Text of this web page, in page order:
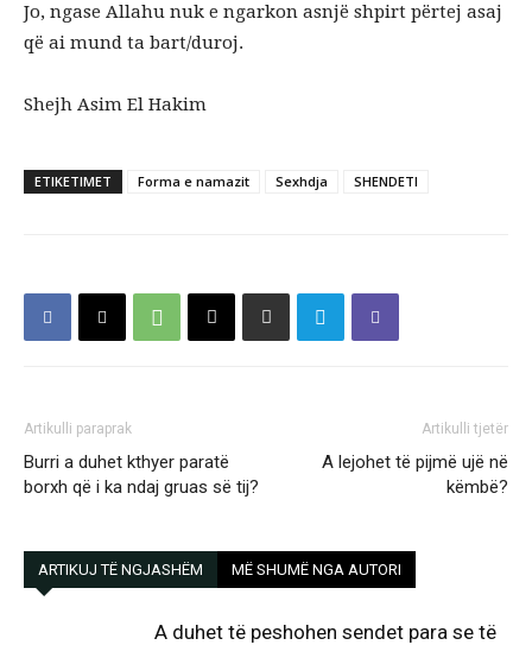
Jo, ngase Allahu nuk e ngarkon asnjë shpirt përtej asaj
që ai mund ta bart/duroj.
Shejh Asim El Hakim
ETIKETIMET Forma e namazit Sexhdja SHENDETI
Artikulli paraprak
Burri a duhet kthyer paratë
borxh që i ka ndaj gruas së tij?
Artikulli tjetër
A lejohet të pijmë ujë në
këmbë?
ARTIKUJ TË NGJASHËM MË SHUMË NGA AUTORI
A duhet të peshohen sendet para se të